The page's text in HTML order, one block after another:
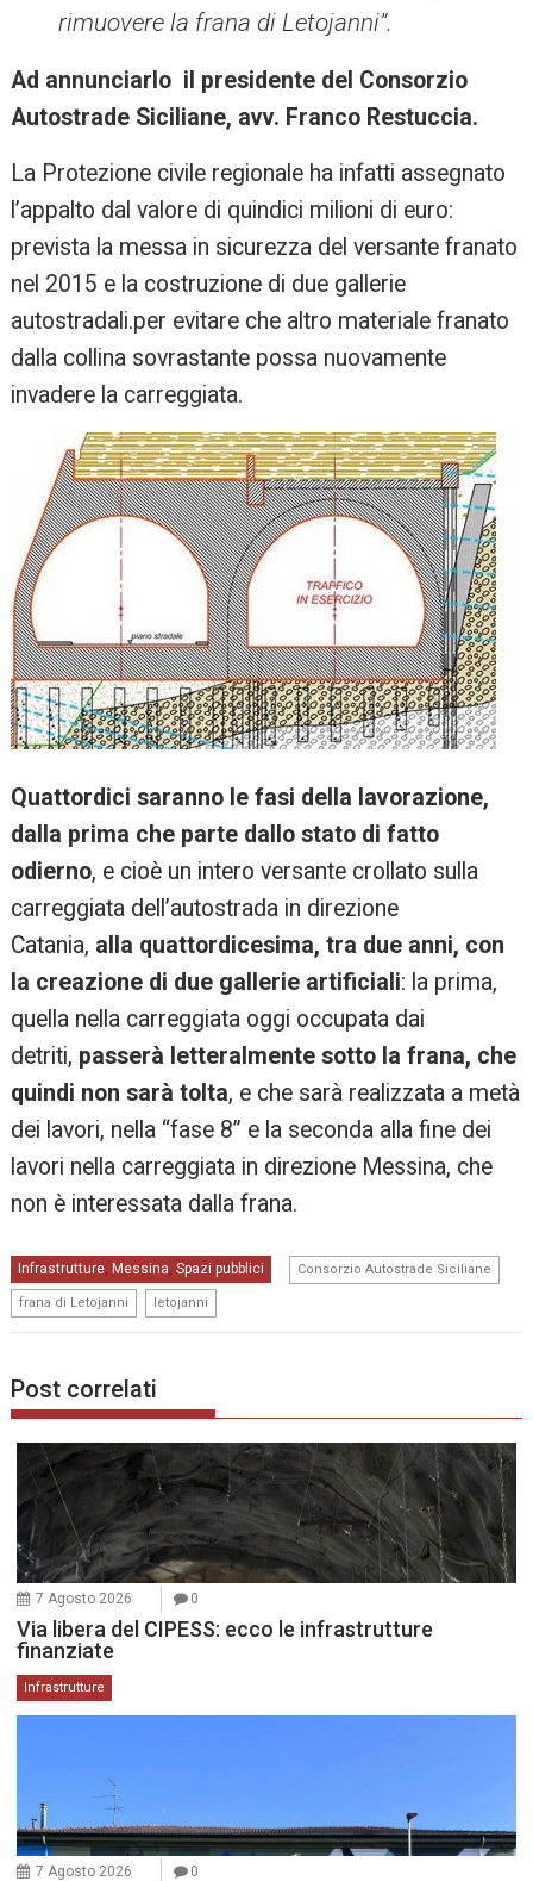
rimuovere la frana di Letojanni”.
Ad annunciarlo il presidente del Consorzio
Autostrade Siciliane, avv. Franco Restuccia.
La Protezione civile regionale ha infatti assegnato
l’appalto dal valore di quindici milioni di euro:
prevista la messa in sicurezza del versante franato
nel 2015 e la costruzione di due gallerie
autostradali.per evitare che altro materiale franato
dalla collina sovrastante possa nuovamente
invadere la carreggiata.
Quattordici saranno le fasi della lavorazione,
dalla prima che parte dallo stato di fatto
odierno, e cioè un intero versante crollato sulla
carreggiata dell’autostrada in direzione
Catania, alla quattordicesima, tra due anni, con
la creazione di due gallerie artificiali: la prima,
quella nella carreggiata oggi occupata dai
detriti, passerà letteralmente sotto la frana, che
quindi non sarà tolta, e che sarà realizzata a metà
dei lavori, nella “fase 8” e la seconda alla fine dei
lavori nella carreggiata in direzione Messina, che
non è interessata dalla frana.
Infrastrutture, Messina,Spazi pubblici Consorzio Autostrade Siciliane
frana di Letojanni letojanni
Post correlati
7 Agosto 2026 0
Via libera del CIPESS: ecco le infrastrutture
finanziate
Infrastrutture
7 Agosto 2026 0